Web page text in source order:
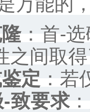
：首-选
之间取
定 ：
致要求